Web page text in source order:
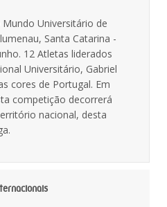
Universitário de
Santa Catarina -
12 Atletas liderados
Universitário, Gabriel
cores de Portugal. Em
competição decorrerá
nacional, desta